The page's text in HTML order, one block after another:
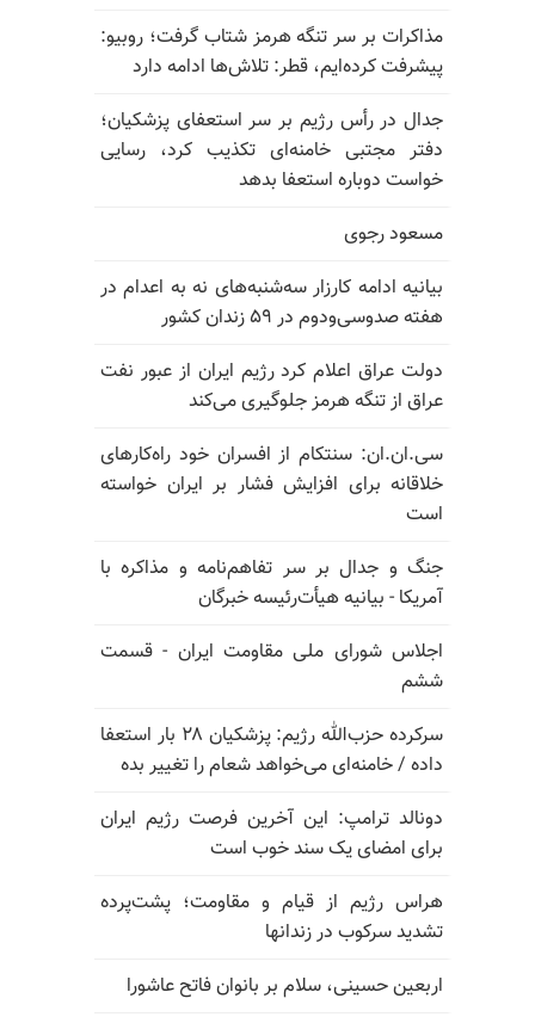
مذاکرات بر سر تنگه هرمز شتاب گرفت؛ روبیو:
پیشرفت کرده‌ایم، قطر: تلاش‌ها ادامه دارد
جدال در رأس رژیم بر سر استعفای پزشکیان؛
دفتر مجتبی خامنه‌ای تکذیب کرد، رسایی
خواست دوباره استعفا بدهد
مسعود رجوی
بیانیه ادامه کارزار سه‌شنبه‌های نه به اعدام در
هفته صدوسی‌و‌دوم در ۵۹ زندان کشور
دولت عراق اعلام کرد رژیم ایران از عبور نفت
عراق از تنگه هرمز جلوگیری می‌کند
سی.ان.ان: سنتکام از افسران خود راه‌کارهای
خلاقانه برای افزایش فشار بر ایران خواسته
است
جنگ و جدال بر سر تفاهم‌نامه و مذاکره با
آمریکا - بیانیه هیأت‌رئیسه خبرگان
اجلاس شورای ملی مقاومت ایران - قسمت
ششم
سرکرده حزب‌الله رژیم: پزشکیان ۲۸ بار استعفا
داده / خامنه‌ای می‌خواهد شعام را تغییر بده
دونالد ترامپ: این آخرین فرصت رژیم ایران
برای امضای یک سند خوب است
هراس رژیم از قیام و مقاومت؛ پشت‌پرده
تشدید سرکوب در زندانها
اربعین حسینی، سلام بر بانوان فاتح عاشورا